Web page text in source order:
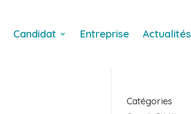
Candidat Entreprise Actualités
Catégories